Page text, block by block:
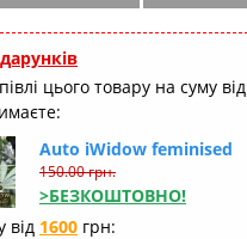
цього товару на суму від
Auto iWidow feminised
150.00 грн.
>БЕЗКОШТОВНО!
від 1600 грн: